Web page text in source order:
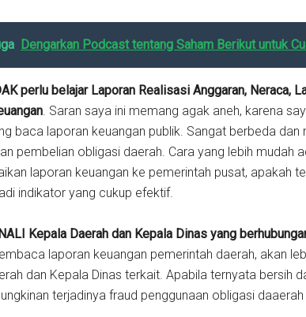
Dengarkan Podcast tentang Saham Berikut untuk
perlu belajar Laporan Realisasi Anggaran, Neraca,
. Saran saya ini memang agak aneh, karena
baca laporan keuangan publik. Sangat berbeda
pembelian obligasi daerah. Cara yang lebih mudah
laporan keuangan ke pemerintah pusat, apakah
indikator yang cukup efektif.
Kepala Daerah dan Kepala Dinas yang
laporan keuangan pemerintah daerah, akan
dan Kepala Dinas terkait. Apabila ternyata bersih
terjadinya fraud penggunaan obligasi